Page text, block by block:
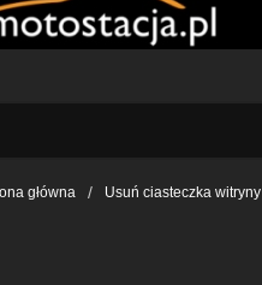
główna Usuń ciasteczka witryny